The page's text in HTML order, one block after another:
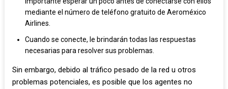
mediante el número de teléfono gratuito de Aeroméxico
Airlines.
Cuando se conecte, le brindarán todas las respuestas
necesarias para resolver sus problemas.
Sin embargo, debido al tráfico pesado de la red u otros
problemas potenciales, es posible que los agentes no